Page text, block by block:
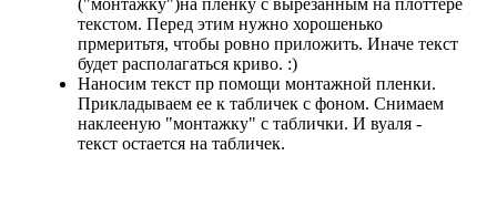
("монтажку")на пленку с вырезанным на плоттере
текстом. Перед этим нужно хорошенько
прмеритьтя, чтобы ровно приложить. Иначе текст
будет располагаться криво. :)
Наносим текст пр помощи монтажной пленки.
Прикладываем ее к табличек с фоном. Снимаем
наклееную "монтажку" с таблички. И вуаля -
текст остается на табличек.